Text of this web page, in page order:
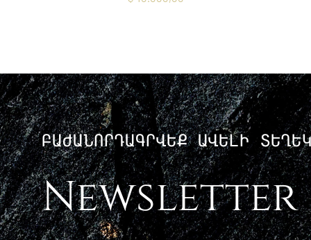
ԲԱԺԱՆՈՐԴԱԳՐՎԵՔ ԱՎԵԼԻ
Newsletter